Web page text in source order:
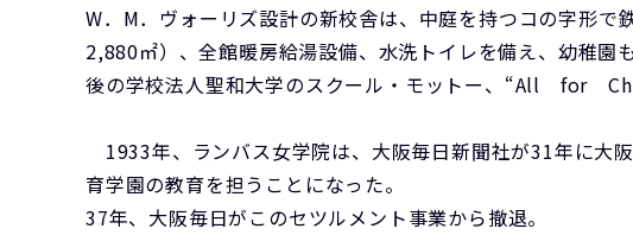
W．M．ヴォーリズ設計の新校舎は、中庭を持つコの字形
2,880㎡）、全館暖房給湯設備、水洗トイレを備え、幼稚園
後の学校法人聖和大学のスクール・モットー、“All for
1933年、ランバス女学院は、大阪毎日新聞社が31年に大
育学園の教育を担うことになった。
37年、大阪毎日がこのセツルメント事業から撤退。